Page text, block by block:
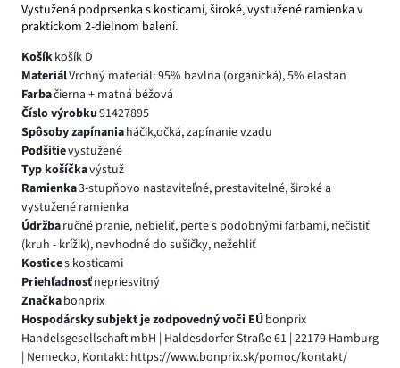
Vystužená podprsenka s kosticami, široké, vystužené ramienka v
praktickom 2-dielnom balení.
Košíkkošík D
MateriálVrchný materiál: 95% bavlna (organická), 5% elastan
Farbačierna + matná béžová
Číslo výrobku91427895
Spôsoby zapínaniaháčik,očká, zapínanie vzadu
Podšitievystužené
Typ košíčkavýstuž
Ramienka3-stupňovo nastaviteľné, prestaviteľné, široké a
vystužené ramienka
Údržbaručné pranie, nebieliť, perte s podobnými farbami, nečistiť
(kruh - krížik), nevhodné do sušičky, nežehliť
Kostices kosticami
Priehľadnosťnepriesvitný
Značkabonprix
Hospodársky subjekt je zodpovedný voči EÚbonprix
Handelsgesellschaft mbH | Haldesdorfer Straße 61 | 22179 Hamburg
| Nemecko, Kontakt: https://www.bonprix.sk/pomoc/kontakt/